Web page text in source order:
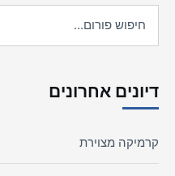
דיונים אחרונים
קרמיקה מצוירת